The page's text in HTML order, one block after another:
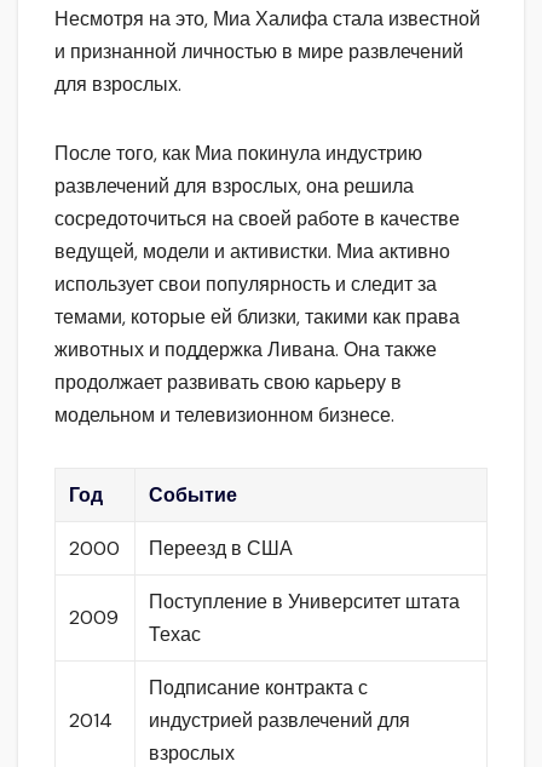
Несмотря на это, Миа Халифа стала известной
и признанной личностью в мире развлечений
для взрослых.
После того, как Миа покинула индустрию
развлечений для взрослых, она решила
сосредоточиться на своей работе в качестве
ведущей, модели и активистки. Миа активно
использует свои популярность и следит за
темами, которые ей близки, такими как права
животных и поддержка Ливана. Она также
продолжает развивать свою карьеру в
модельном и телевизионном бизнесе.
Год Событие
2000 Переезд в США
2009
Поступление в Университет штата
Техас
2014
Подписание контракта с
индустрией развлечений для
взрослых